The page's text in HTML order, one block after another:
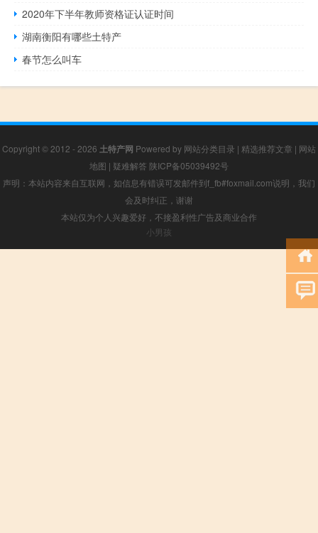
2020年下半年教师资格证认证时间
湖南衡阳有哪些土特产
春节怎么叫车
Copyright © 2012 - 2026 土特产网 Powered by 网站分类目录 | 精选推荐文章 | 网站
地图 | 疑难解答 陕ICP备05039492号
声明：本站内容来自互联网，如信息有错误可发邮件到f_fb#foxmail.com说明，我们
会及时纠正，谢谢
本站仅为个人兴趣爱好，不接盈利性广告及商业合作
小男孩